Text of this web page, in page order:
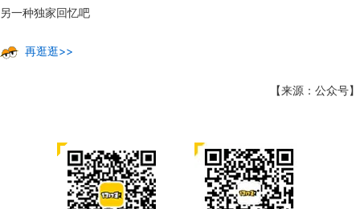
另一种独家回忆吧
再逛逛>>
【来源：公众号】